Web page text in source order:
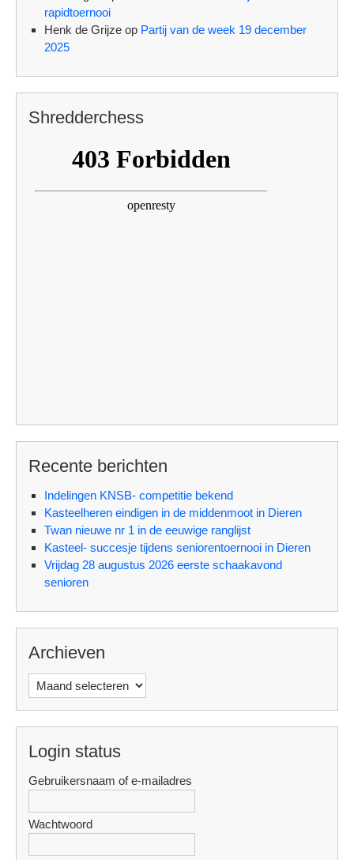
rapidtoernooi
Henk de Grijze op Partij van de week 19 december
2025
Shredderchess
Recente berichten
Indelingen KNSB- competitie bekend
Kasteelheren eindigen in de middenmoot in Dieren
Twan nieuwe nr 1 in de eeuwige ranglijst
Kasteel- succesje tijdens seniorentoernooi in Dieren
Vrijdag 28 augustus 2026 eerste schaakavond
senioren
Archieven
Archieven
Login status
Gebruikersnaam of e-mailadres
Wachtwoord